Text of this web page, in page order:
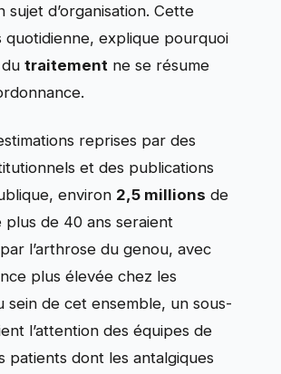
sujet d’organisation. Cette
quotidienne, explique pourquoi
traitement ne se résume
reprises par des
et des publications
environ 2,5 millions de
plus de 40 ans seraient
l’arthrose du genou, avec
plus élevée chez les
sein de cet ensemble, un sous-
l’attention des équipes de
patients dont les antalgiques